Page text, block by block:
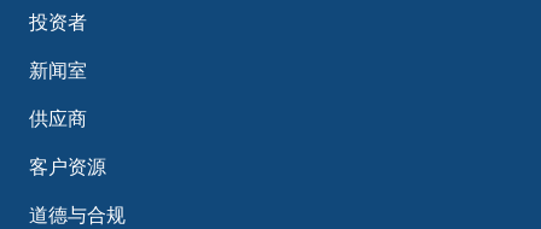
投资者
新闻室
供应商
客户资源
道德与合规